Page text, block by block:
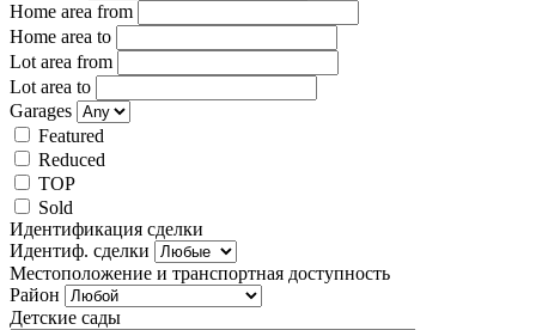
Home area from
Home area to
Lot area from
Lot area to
Garages
Featured
Reduced
TOP
Sold
Идентификация сделки
Идентиф. сделки
Местоположение и транспортная доступность
Район
Детские сады